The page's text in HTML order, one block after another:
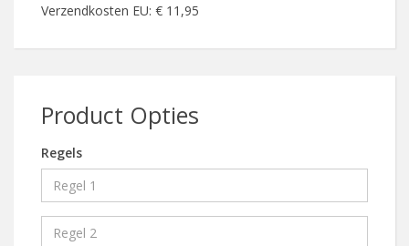
Verzendkosten EU: € 11,95
Product Opties
Regels